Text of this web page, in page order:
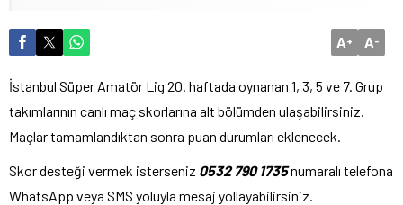
A+ A-
İstanbul Süper Amatör Lig 20. haftada oynanan 1, 3, 5 ve 7. Grup
takımlarının canlı maç skorlarına alt bölümden ulaşabilirsiniz.
Maçlar tamamlandıktan sonra puan durumları eklenecek.
Skor desteği vermek isterseniz 0532 790 1735numaralı telefona
WhatsApp veya SMS yoluyla mesaj yollayabilirsiniz.